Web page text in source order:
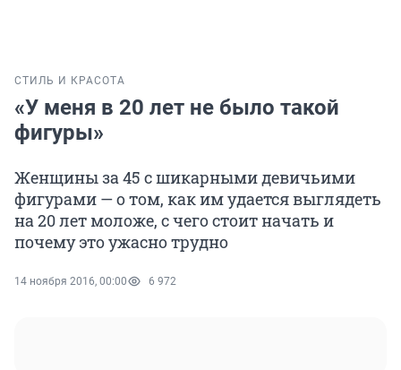
СТИЛЬ И КРАСОТА
«У меня в 20 лет не было такой
фигуры»
Женщины за 45 с шикарными девичьими
фигурами — о том, как им удается выглядеть
на 20 лет моложе, с чего стоит начать и
почему это ужасно трудно
14 ноября 2016, 00:00 6 972